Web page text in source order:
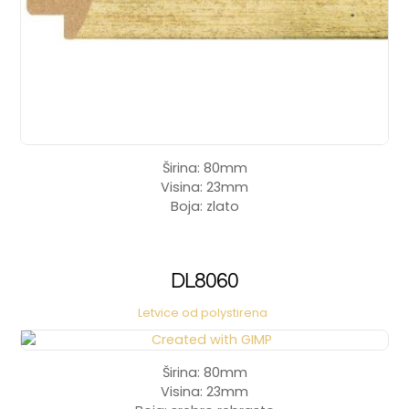
Širina: 80mm
Visina: 23mm
Boja: zlato
DL8060
Letvice od polystirena
Širina: 80mm
Visina: 23mm